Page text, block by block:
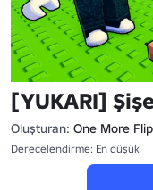
[YUKARI]
Oluşturan: One More
Derecelendirme: En düşük